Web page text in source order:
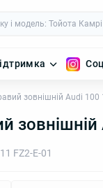
зовнішній Audi
FZ2-E-01